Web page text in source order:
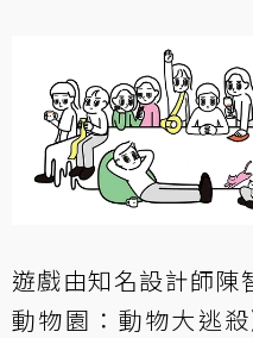
遊戲由知名設計師陳
動物園：動物大逃